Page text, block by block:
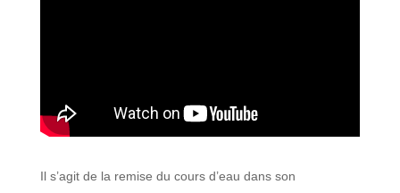
Il s’agit de la remise du cours d’eau dans son